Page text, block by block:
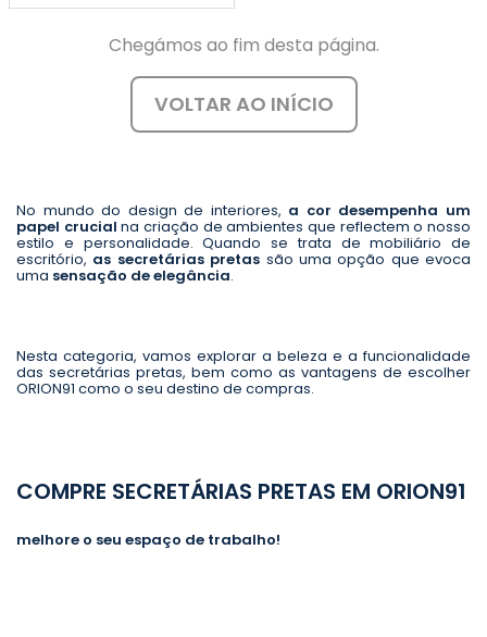
Chegámos ao fim desta página.
VOLTAR AO INÍCIO
No mundo do design de interiores, a cor desempenha um
papel crucial na criação de ambientes que reflectem o nosso
estilo e personalidade. Quando se trata de mobiliário de
escritório, as secretárias pretas são uma opção que evoca
uma sensação de elegância.
Nesta categoria, vamos explorar a beleza e a funcionalidade
das secretárias pretas, bem como as vantagens de escolher
ORION91 como o seu destino de compras.
COMPRE SECRETÁRIAS PRETAS EM ORION91
melhore o seu espaço de trabalho!